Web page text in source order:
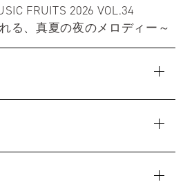
FRUITS 2026 VOL.34
る、真夏の夜のメロディー～